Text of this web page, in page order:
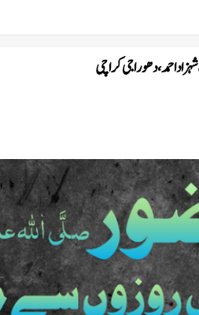
احمد،دھوراجی کراچی